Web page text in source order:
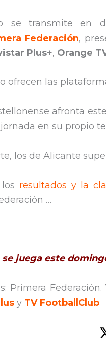
se transmite en
Federación,
Plus+, Orange
ofrecen las
afronta
jornada en su propio
los de Alicante
resultados y la
…
juega este
Primera Federación.
y TV FootballClub